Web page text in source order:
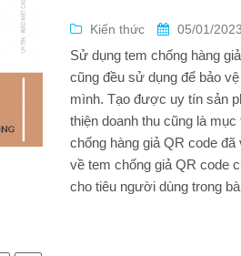
Kiến thức 05/01/2023
Sử dụng tem chống hàng
cũng đều sử dụng để bảo
mình. Tạo được uy tín sản
thiện doanh thu cũng là
chống hàng giả QR code
về tem chống giả QR code
cho tiêu người dùng trong